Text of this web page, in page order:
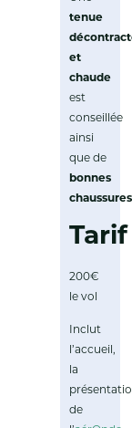
tenue
et
chaude
est
conseillée
ainsi
que de
bonnes
chaussures
Tarif
200€
le vol
Inclut
l’accueil,
la
de